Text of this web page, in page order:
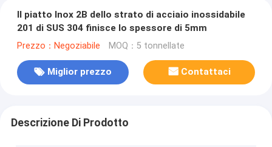
Il piatto Inox 2B dello strato di acciaio inossidabile
201 di SUS 304 finisce lo spessore di 5mm
Prezzo：Negoziabile MOQ：5 tonnellate
Miglior prezzo Contattaci
Descrizione Di Prodotto